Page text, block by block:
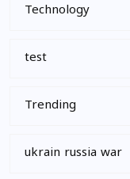
Technology
test
Trending
ukrain russia war